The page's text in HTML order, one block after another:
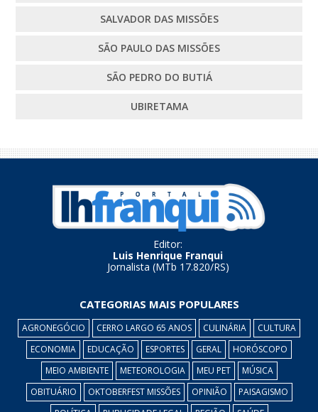
SALVADOR DAS MISSÕES
SÃO PAULO DAS MISSÕES
SÃO PEDRO DO BUTIÁ
UBIRETAMA
Editor:
Luis Henrique Franqui
Jornalista (MTb 17.820/RS)
CATEGORIAS MAIS POPULARES
AGRONEGÓCIO CERRO LARGO 65 ANOS CULINÁRIA
CULTURA
ECONOMIA
EDUCAÇÃO ESPORTES GERAL
HORÓSCOPO
MEIO AMBIENTE
METEOROLOGIA MEU PET
MÚSICA
OBITUÁRIO
OKTOBERFEST MISSÕES OPINIÃO
PAISAGISMO